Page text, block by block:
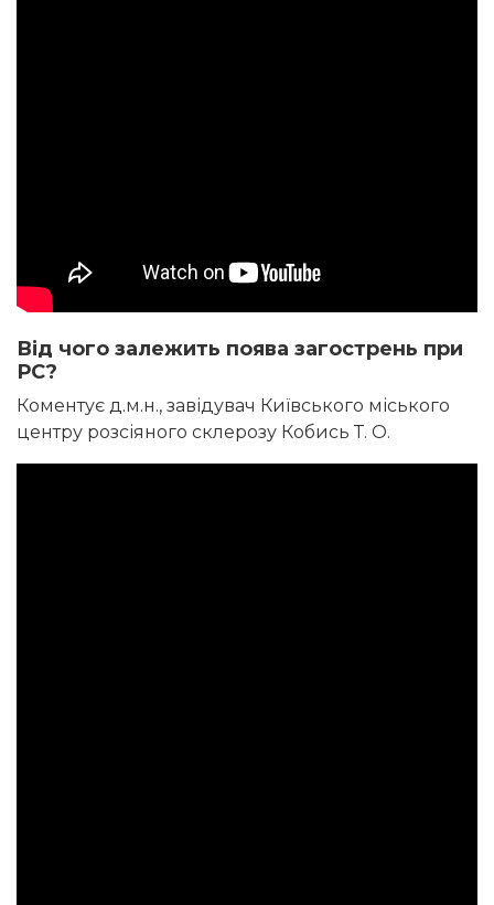
Від чого залежить поява загострень при
РС?
Коментує д.м.н., завідувач Київського міського
центру розсіяного склерозу Кобись Т. О.